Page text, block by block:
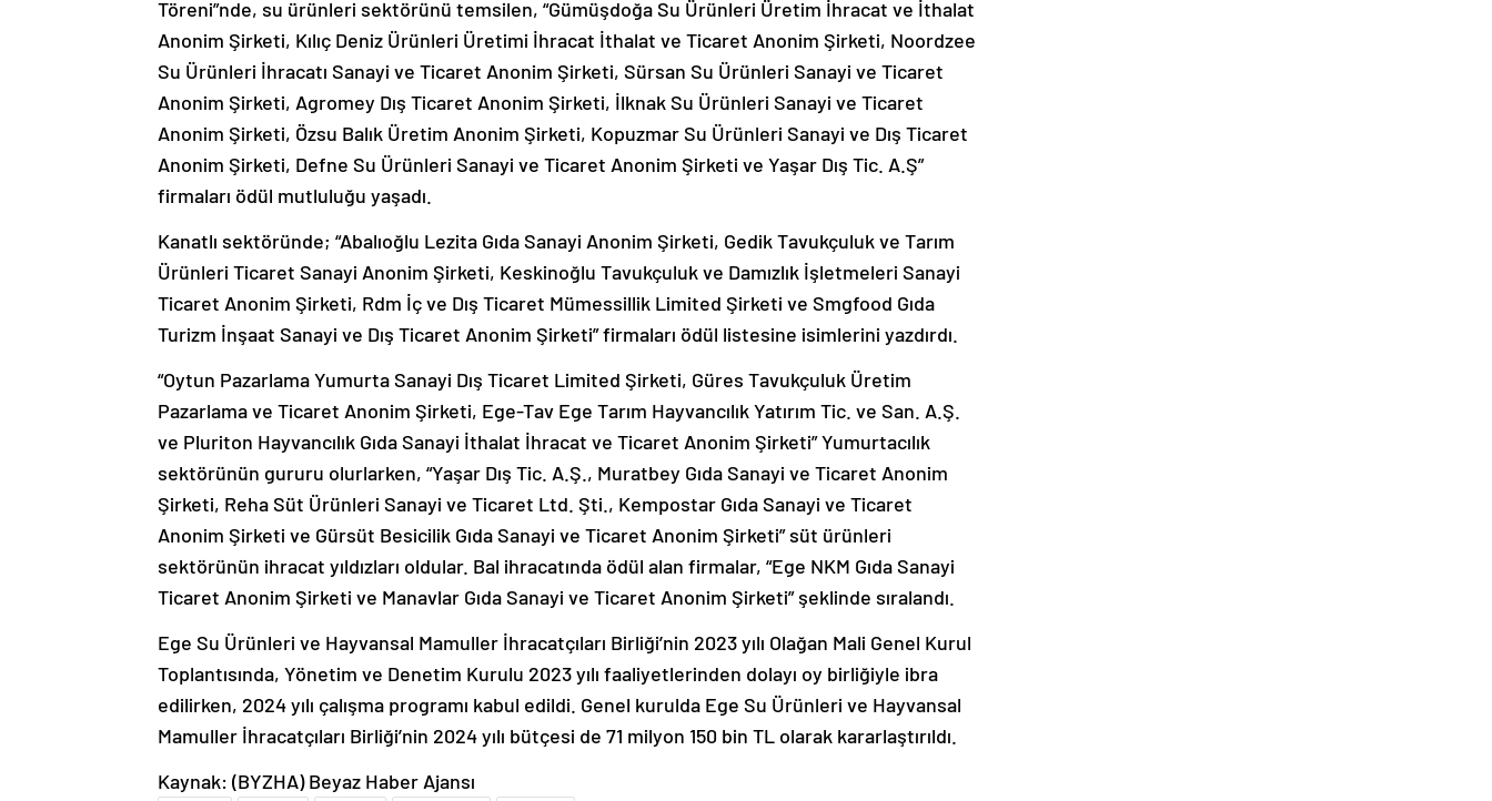
Töreni”nde, su ürünleri sektörünü temsilen, “Gümüşdoğa Su Ürünleri Üretim İhracat ve İthalat
Anonim Şirketi, Kılıç Deniz Ürünleri Üretimi İhracat İthalat ve Ticaret Anonim Şirketi, Noordzee
Su Ürünleri İhracatı Sanayi ve Ticaret Anonim Şirketi, Sürsan Su Ürünleri Sanayi ve Ticaret
Anonim Şirketi, Agromey Dış Ticaret Anonim Şirketi, İlknak Su Ürünleri Sanayi ve Ticaret
Anonim Şirketi, Özsu Balık Üretim Anonim Şirketi, Kopuzmar Su Ürünleri Sanayi ve Dış Ticaret
Anonim Şirketi, Defne Su Ürünleri Sanayi ve Ticaret Anonim Şirketi ve Yaşar Dış Tic. A.Ş”
firmaları ödül mutluluğu yaşadı.
Kanatlı sektöründe; “Abalıoğlu Lezita Gıda Sanayi Anonim Şirketi, Gedik Tavukçuluk ve Tarım
Ürünleri Ticaret Sanayi Anonim Şirketi, Keskinoğlu Tavukçuluk ve Damızlık İşletmeleri Sanayi
Ticaret Anonim Şirketi, Rdm İç ve Dış Ticaret Mümessillik Limited Şirketi ve Smgfood Gıda
Turizm İnşaat Sanayi ve Dış Ticaret Anonim Şirketi” firmaları ödül listesine isimlerini yazdırdı.
“Oytun Pazarlama Yumurta Sanayi Dış Ticaret Limited Şirketi, Güres Tavukçuluk Üretim
Pazarlama ve Ticaret Anonim Şirketi, Ege-Tav Ege Tarım Hayvancılık Yatırım Tic. ve San. A.Ş.
ve Pluriton Hayvancılık Gıda Sanayi İthalat İhracat ve Ticaret Anonim Şirketi” Yumurtacılık
sektörünün gururu olurlarken, “Yaşar Dış Tic. A.Ş., Muratbey Gıda Sanayi ve Ticaret Anonim
Şirketi, Reha Süt Ürünleri Sanayi ve Ticaret Ltd. Şti., Kempostar Gıda Sanayi ve Ticaret
Anonim Şirketi ve Gürsüt Besicilik Gıda Sanayi ve Ticaret Anonim Şirketi” süt ürünleri
sektörünün ihracat yıldızları oldular. Bal ihracatında ödül alan firmalar, “Ege NKM Gıda Sanayi
Ticaret Anonim Şirketi ve Manavlar Gıda Sanayi ve Ticaret Anonim Şirketi” şeklinde sıralandı.
Ege Su Ürünleri ve Hayvansal Mamuller İhracatçıları Birliği’nin 2023 yılı Olağan Mali Genel Kurul
Toplantısında, Yönetim ve Denetim Kurulu 2023 yılı faaliyetlerinden dolayı oy birliğiyle ibra
edilirken, 2024 yılı çalışma programı kabul edildi. Genel kurulda Ege Su Ürünleri ve Hayvansal
Mamuller İhracatçıları Birliği’nin 2024 yılı bütçesi de 71 milyon 150 bin TL olarak kararlaştırıldı.
Kaynak: (BYZHA) Beyaz Haber Ajansı